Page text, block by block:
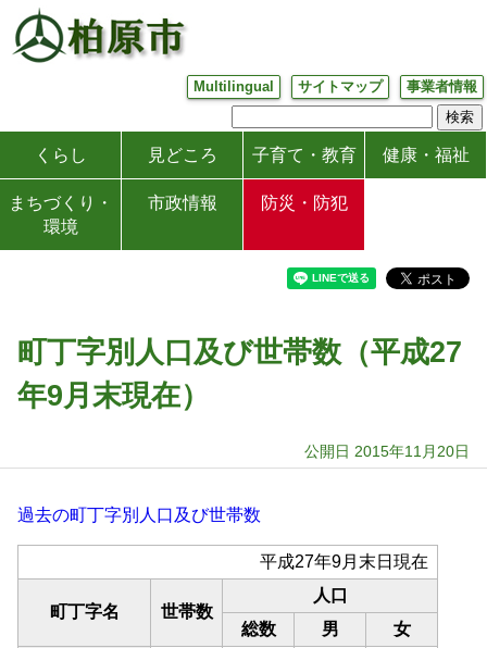
Multilingual サイトマップ 事業者情報
くらし 見どころ 子育て・教育 健康・福祉
まちづくり・
環境
市政情報 防災・防犯
町丁字別人口及び世帯数（平成27
年9月末現在）
公開日 2015年11月20日
過去の町丁字別人口及び世帯数
平成27年9月末日現在
町丁字名 世帯数
人口
総数
男
女